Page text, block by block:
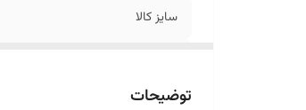
سایز کالا
توضیحات